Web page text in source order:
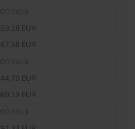
EUR
EUR
EUR
EUR